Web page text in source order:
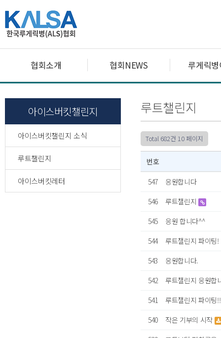
협회소개 협회NEWS 루게릭
아이스버킷챌린지
아이스버킷챌린지 소식
루트챌린지
아이스버킷레터
루트챌린지
Total 682건 10 페이지
번호
547
응원합니다
546
루트챌린지
545
응원 합니다^^
544
루트챌린지 파이팅!
543
응원합니다.
542
루트챌린지 응원합
541
루트챌린지 파이팅!!
540
작은 기부의 시작